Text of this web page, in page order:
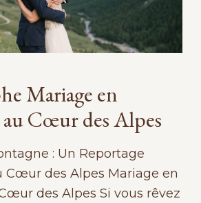
Mariage en
Cœur des Alpes
: Un Reportage
Cœur des Alpes Mariage en
des Alpes Si vous rêvez